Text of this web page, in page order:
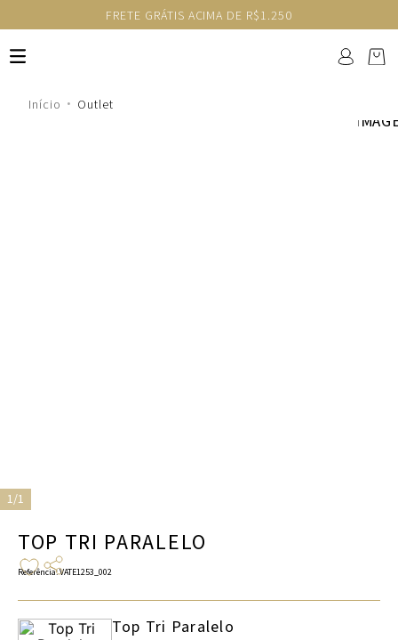
FRETE GRÁTIS ACIMA DE R$1.250
Outlet
1/1
TOP TRI PARALELO
Referência:VATE1253_002
Top Tri Paralelo